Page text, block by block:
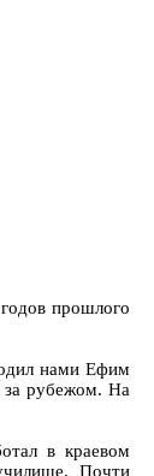
прошлого
нами Ефим
за рубежом. На
в краевом
Почти